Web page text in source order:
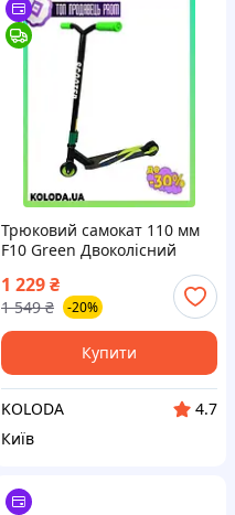
Трюковий самокат 110 мм
F10 Green Двоколісний
1 229₴
1 549 ₴ -20%
Купити
KOLODA
4.7
Київ